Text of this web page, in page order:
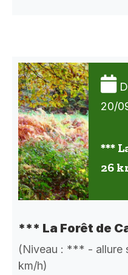
20/
***
26
*** La Forêt de
(Niveau : *** - allure
km/h)